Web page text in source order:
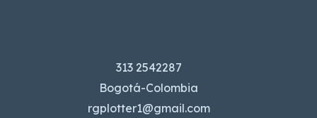
313 2542287
Bogotá-Colombia
rgplotter1@gmail.com